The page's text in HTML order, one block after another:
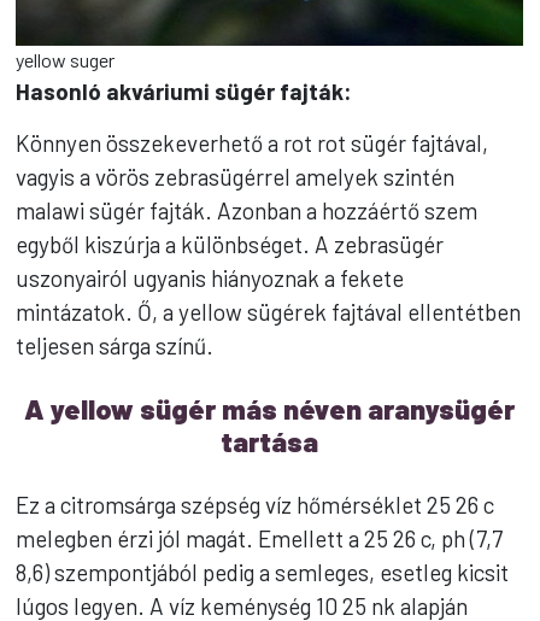
yellow suger
Hasonló akváriumi sügér fajták:
Könnyen összekeverhető a rot rot sügér fajtával,
vagyis a vörös zebrasügérrel amelyek szintén
malawi sügér fajták. Azonban a hozzáértő szem
egyből kiszúrja a különbséget. A zebrasügér
uszonyairól ugyanis hiányoznak a fekete
mintázatok. Ő, a yellow sügérek fajtával ellentétben
teljesen sárga színű.
A yellow sügér más néven aranysügér
tartása
Ez a citromsárga szépség víz hőmérséklet 25 26 c
melegben érzi jól magát. Emellett a 25 26 c, ph (7,7
8,6) szempontjából pedig a semleges, esetleg kicsit
lúgos legyen. A víz keménység 10 25 nk alapján